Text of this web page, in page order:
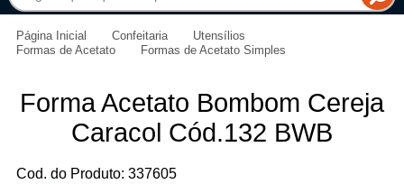
Página Inicial Confeitaria
Utensílios
Formas de Acetato
Formas de Acetato Simples
Forma Acetato Bombom Cereja
Caracol Cód.132 BWB
Cod. do Produto: 337605